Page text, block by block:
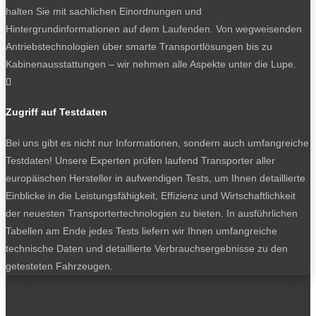
BELIEBTE NEWS
BELIEBTE TESTS
halten Sie mit sachlichen Einordnungen und
Hintergrundinformationen auf dem Laufenden. Von wegweisenden
Antriebstechnologien über smarte Transportlösungen bis zu
Kabinenausstattungen – wir nehmen alle Aspekte unter die Lupe.

Zugriff auf Testdaten
Bei uns gibt es nicht nur Informationen, sondern auch umfangreiche
Testdaten! Unsere Experten prüfen laufend Transporter aller
europäischen Hersteller in aufwendigen Tests, um Ihnen detaillierte
Einblicke in die Leistungsfähigkeit, Effizienz und Wirtschaftlichkeit
der neuesten Transportertechnologien zu bieten. In ausführlichen
Tabellen am Ende jedes Tests liefern wir Ihnen umfangreiche
technische Daten und detaillierte Verbrauchsergebnisse zu den
getesteten Fahrzeugen.